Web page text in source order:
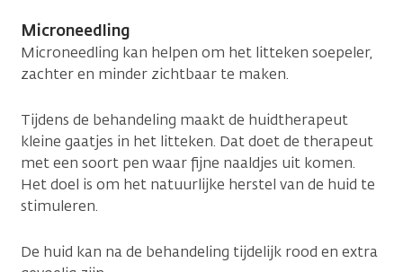
Microneedling
Microneedling kan helpen om het litteken soepeler,
zachter en minder zichtbaar te maken.
Tijdens de behandeling maakt de huidtherapeut
kleine gaatjes in het litteken. Dat doet de therapeut
met een soort pen waar fijne naaldjes uit komen.
Het doel is om het natuurlijke herstel van de huid te
stimuleren.
De huid kan na de behandeling tijdelijk rood en extra